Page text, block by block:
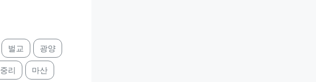
벌교 광양
중리 마산